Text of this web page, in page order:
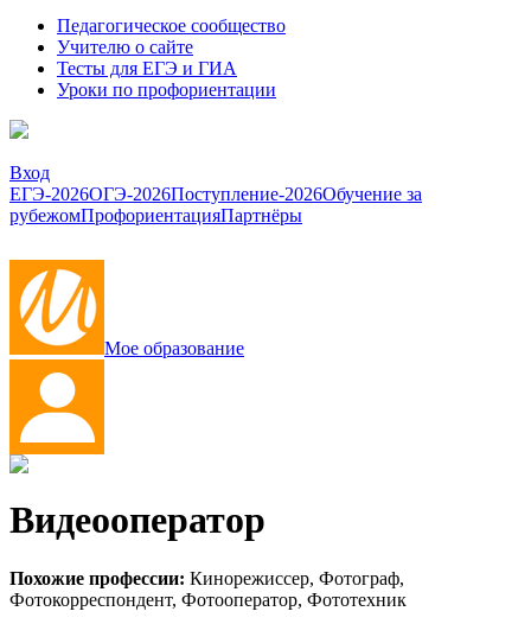
Педагогическое сообщество
Учителю о сайте
Тесты для ЕГЭ и ГИА
Уроки по профориентации
Вход
ЕГЭ-2026ОГЭ-2026Поступление-2026Обучение за
рубежомПрофориентацияПартнёры
Мое образование
Видеооператор
Похожие профессии: Кинорежиссер, Фотограф,
Фотокорреспондент, Фотооператор, Фототехник